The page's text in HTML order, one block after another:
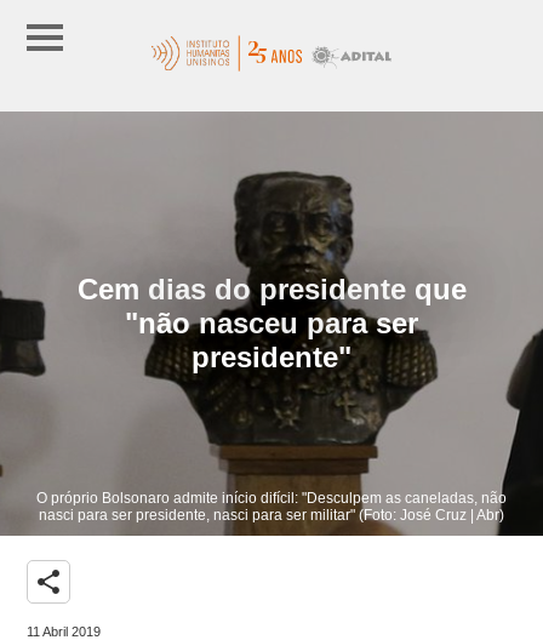
Cem dias do presidente que
"não nasceu para ser
presidente"
O próprio Bolsonaro admite início difícil: "Desculpem as caneladas, não
nasci para ser presidente, nasci para ser militar" (Foto: José Cruz | Abr)
share
11 Abril 2019